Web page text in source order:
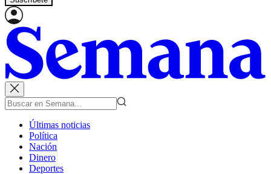
Últimas noticias
Política
Nación
Dinero
Deportes